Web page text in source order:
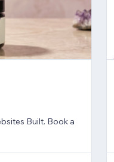
Built. Book a